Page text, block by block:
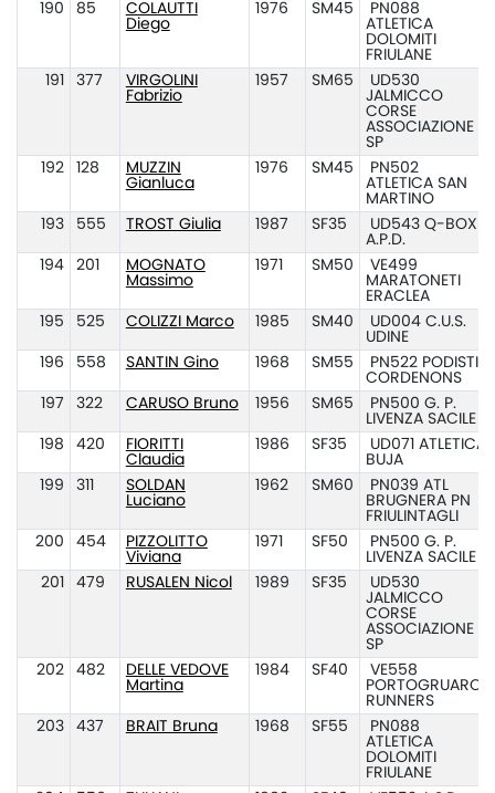
190
85
COLAUTTI
Diego
1976 SM45
PN088
ATLETICA
DOLOMITI
FRIULANE
191
377
VIRGOLINI
Fabrizio
1957 SM65
UD530
JALMICCO
CORSE
ASSOCIAZIONE
SP
192
128
MUZZIN
Gianluca
1976 SM45
PN502
ATLETICA SAN
MARTINO
193
555 TROST Giulia 1987 SF35
UD543 Q-BOX
A.P.D.
194
201
MOGNATO
Massimo
1971 SM50
VE499
MARATONETI
ERACLEA
195
525 COLIZZI Marco 1985 SM40
UD004 C.U.S.
UDINE
196
558 SANTIN Gino 1968 SM55
PN522 PODISTI
CORDENONS
197
322 CARUSO Bruno 1956 SM65
PN500 G. P.
LIVENZA SACILE
198
420
FIORITTI
Claudia
1986 SF35
UD071 ATLETICA
BUJA
199
311
SOLDAN
Luciano
1962 SM60
PN039 ATL
BRUGNERA PN
FRIULINTAGLI
200
454
PIZZOLITTO
Viviana
1971 SF50
PN500 G. P.
LIVENZA SACILE
201
479 RUSALEN Nicol 1989 SF35
UD530
JALMICCO
CORSE
ASSOCIAZIONE
SP
202
482
DELLE VEDOVE
Martina
1984 SF40
VE558
PORTOGRUARO
RUNNERS
203
437 BRAIT Bruna 1968 SF55
PN088
ATLETICA
DOLOMITI
FRIULANE